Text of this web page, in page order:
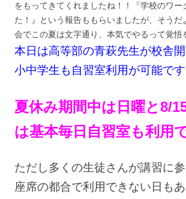
をもってきてくれましたね！！『学校のワー
た！』という報告ももらいましたが、そうだ
会でこの夏は文字通り、本気でやるって覚悟
本日は高等部の青萩先生が校舎
小中学生も自習室利用が可能です
夏休み期間中は日曜と8/
は基本毎日自習室も利用
ただし多くの生徒さんが講習に
座席の都合で利用できない日も